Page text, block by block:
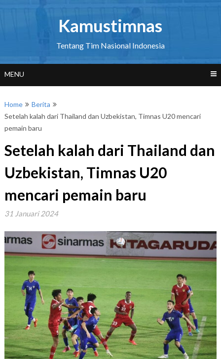
Kamustimnas
Tentang Tim Nasional Indonesia
MENU
Home
Berita
Setelah kalah dari Thailand dan Uzbekistan, Timnas U20 mencari
pemain baru
Setelah kalah dari Thailand dan
Uzbekistan, Timnas U20
mencari pemain baru
31 Januari 2024